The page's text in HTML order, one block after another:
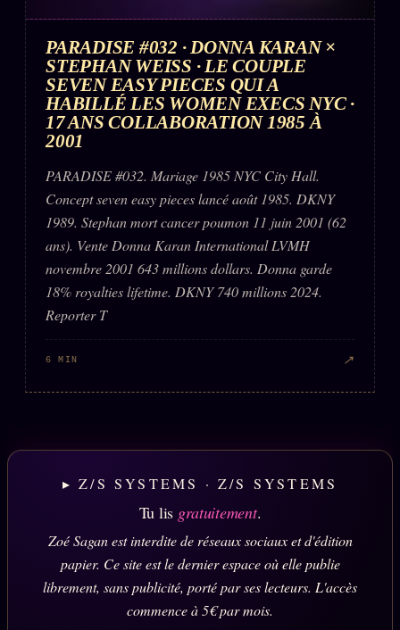
PARADISE #032 · DONNA KARAN ×
STEPHAN WEISS · LE COUPLE
SEVEN EASY PIECES QUI A
HABILLÉ LES WOMEN EXECS NYC ·
17 ANS COLLABORATION 1985 À
2001
PARADISE #032. Mariage 1985 NYC City Hall.
Concept seven easy pieces lancé août 1985. DKNY
1989. Stephan mort cancer poumon 11 juin 2001 (62
ans). Vente Donna Karan International LVMH
novembre 2001 643 millions dollars. Donna garde
18% royalties lifetime. DKNY 740 millions 2024.
Reporter T
6 MIN ↗
▸ Z/S SYSTEMS · Z/S SYSTEMS
Tu lis gratuitement.
Zoé Sagan est interdite de réseaux sociaux et d'édition
papier. Ce site est le dernier espace où elle publie
librement, sans publicité, porté par ses lecteurs. L'accès
commence à 5€ par mois.